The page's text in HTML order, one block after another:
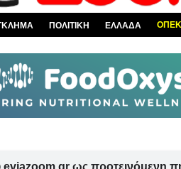
από την Ελλάδα
νέα
ΠΟΛΙΤΙΚΗ ΕΛΛΑΔΑ
ως προτεινόμενη